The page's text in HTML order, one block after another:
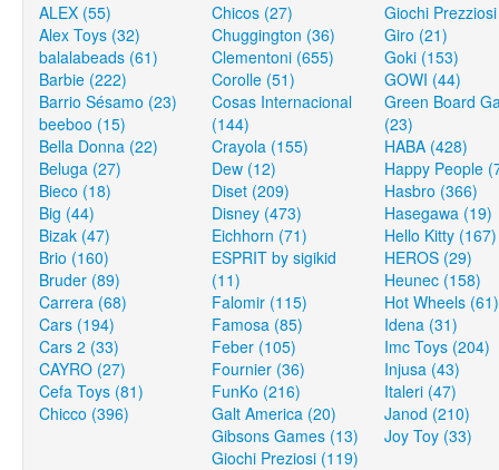
ALEX (55)
Alex Toys (32)
balalabeads (61)
Barbie (222)
Barrio Sésamo (23)
beeboo (15)
Bella Donna (22)
Beluga (27)
Bieco (18)
Big (44)
Bizak (47)
Brio (160)
Bruder (89)
Carrera (68)
Cars (194)
Cars 2 (33)
CAYRO (27)
Cefa Toys (81)
Chicco (396)
Chicos (27)
Chuggington (36)
Clementoni (655)
Corolle (51)
Cosas Internacional
(144)
Crayola (155)
Dew (12)
Diset (209)
Disney (473)
Eichhorn (71)
ESPRIT by sigikid
(11)
Falomir (115)
Famosa (85)
Feber (105)
Fournier (36)
FunKo (216)
Galt America (20)
Gibsons Games (13)
Giochi Preziosi (119)
Giochi
Giro (21)
Goki (153)
GOWI (44)
Green Board
(23)
HABA (428)
Happy People
Hasbro (366)
Hasegawa (19)
Hello Kitty (167)
HEROS (29)
Heunec (158)
Hot Wheels (61)
Idena (31)
Imc Toys (204)
Injusa (43)
Italeri (47)
Janod (210)
Joy Toy (33)